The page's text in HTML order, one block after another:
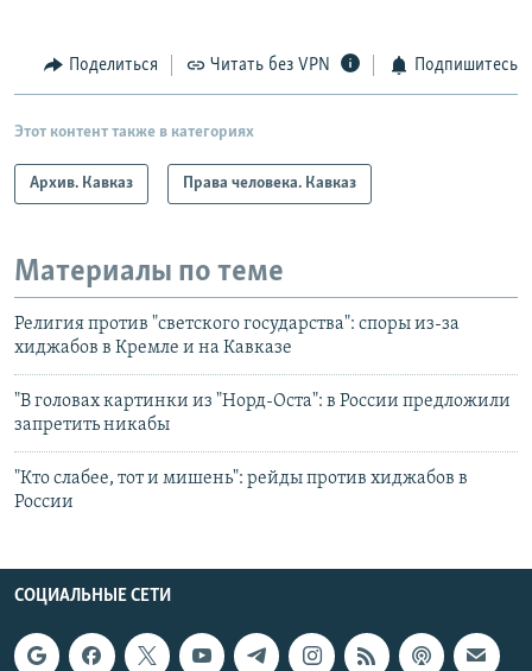
Поделиться Читать без VPN Подпишитесь
Этот контент также в категориях
Архив. Кавказ Права человека. Кавказ
Материалы по теме
Религия против "светского государства": споры из-за
хиджабов в Кремле и на Кавказе
"В головах картинки из "Норд-Оста": в России предложили
запретить никабы
"Кто слабее, тот и мишень": рейды против хиджабов в
России
СОЦИАЛЬНЫЕ СЕТИ